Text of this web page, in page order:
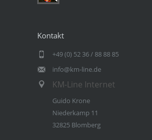
Kontakt
+49 (0) 52 36 / 88 88 85
info@km-line.de
KM-Line Internet
Guido Krone
Niederkamp 11
32825 Blomberg